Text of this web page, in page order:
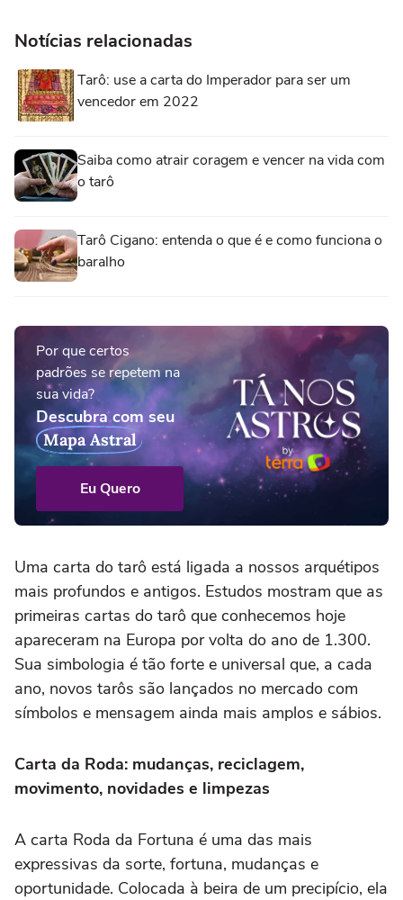
Notícias relacionadas
Tarô: use a carta do Imperador para ser um
vencedor em 2022
Saiba como atrair coragem e vencer na vida com
o tarô
Tarô Cigano: entenda o que é e como funciona o
baralho
Por que certos
padrões se repetem na
sua vida?
Descubra com seu
Mapa Astral
Eu Quero
Uma carta do tarô está ligada a nossos arquétipos
mais profundos e antigos. Estudos mostram que as
primeiras cartas do tarô que conhecemos hoje
apareceram na Europa por volta do ano de 1.300.
Sua simbologia é tão forte e universal que, a cada
ano, novos tarôs são lançados no mercado com
símbolos e mensagem ainda mais amplos e sábios.
Carta da Roda: mudanças, reciclagem,
movimento, novidades e limpezas
A carta Roda da Fortuna é uma das mais
expressivas da sorte, fortuna, mudanças e
oportunidade. Colocada à beira de um precipício, ela